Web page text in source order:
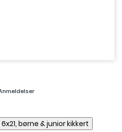
børne & junior kikkert